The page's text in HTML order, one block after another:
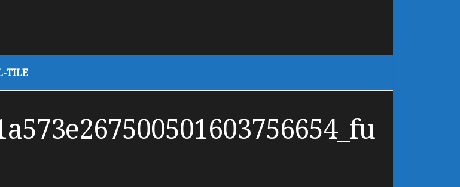
TILE